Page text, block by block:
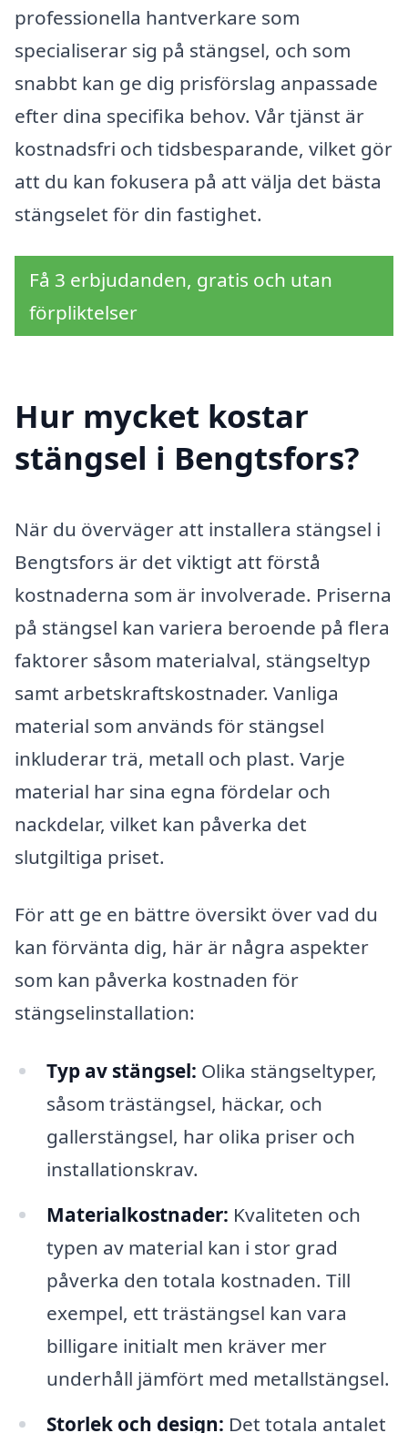
professionella hantverkare som
specialiserar sig på stängsel, och som
snabbt kan ge dig prisförslag anpassade
efter dina specifika behov. Vår tjänst är
kostnadsfri och tidsbesparande, vilket gör
att du kan fokusera på att välja det bästa
stängselet för din fastighet.
Få 3 erbjudanden, gratis och utan
förpliktelser
Hur mycket kostar
stängsel i Bengtsfors?
När du överväger att installera stängsel i
Bengtsfors är det viktigt att förstå
kostnaderna som är involverade. Priserna
på stängsel kan variera beroende på flera
faktorer såsom materialval, stängseltyp
samt arbetskraftskostnader. Vanliga
material som används för stängsel
inkluderar trä, metall och plast. Varje
material har sina egna fördelar och
nackdelar, vilket kan påverka det
slutgiltiga priset.
För att ge en bättre översikt över vad du
kan förvänta dig, här är några aspekter
som kan påverka kostnaden för
stängselinstallation:
Typ av stängsel: Olika stängseltyper,
såsom trästängsel, häckar, och
gallerstängsel, har olika priser och
installationskrav.
Materialkostnader: Kvaliteten och
typen av material kan i stor grad
påverka den totala kostnaden. Till
exempel, ett trästängsel kan vara
billigare initialt men kräver mer
underhåll jämfört med metallstängsel.
Storlek och design: Det totala antalet